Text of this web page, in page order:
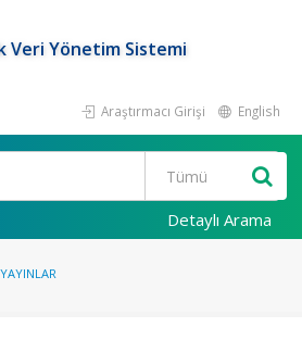
Veri Yönetim Sistemi
Araştırmacı Girişi English
Detaylı Arama